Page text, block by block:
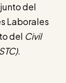
del
Laborales
del Civil